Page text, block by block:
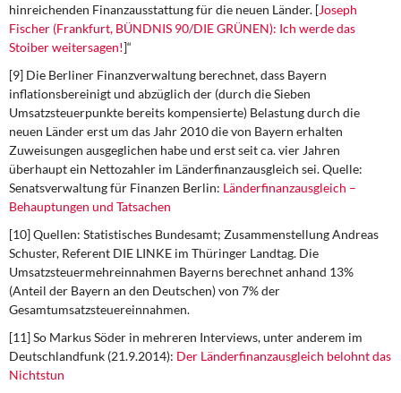
hinreichenden Finanzausstattung für die neuen Länder. [Joseph
Fischer (Frankfurt, BÜNDNIS 90/DIE GRÜNEN): Ich werde das
Stoiber weitersagen!]“
[9] Die Berliner Finanzverwaltung berechnet, dass Bayern
inflationsbereinigt und abzüglich der (durch die Sieben
Umsatzsteuerpunkte bereits kompensierte) Belastung durch die
neuen Länder erst um das Jahr 2010 die von Bayern erhalten
Zuweisungen ausgeglichen habe und erst seit ca. vier Jahren
überhaupt ein Nettozahler im Länderfinanzausgleich sei. Quelle:
Senatsverwaltung für Finanzen Berlin: Länderfinanzausgleich –
Behauptungen und Tatsachen
[10] Quellen: Statistisches Bundesamt; Zusammenstellung Andreas
Schuster, Referent DIE LINKE im Thüringer Landtag. Die
Umsatzsteuermehreinnahmen Bayerns berechnet anhand 13%
(Anteil der Bayern an den Deutschen) von 7% der
Gesamtumsatzsteuereinnahmen.
[11] So Markus Söder in mehreren Interviews, unter anderem im
Deutschlandfunk (21.9.2014): Der Länderfinanzausgleich belohnt das
Nichtstun